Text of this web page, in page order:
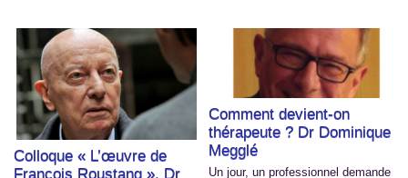
Colloque « L’œuvre de
François Roustang ». Dr
Comment devient-on
thérapeute ? Dr Dominique
Megglé
Un jour, un professionnel demande